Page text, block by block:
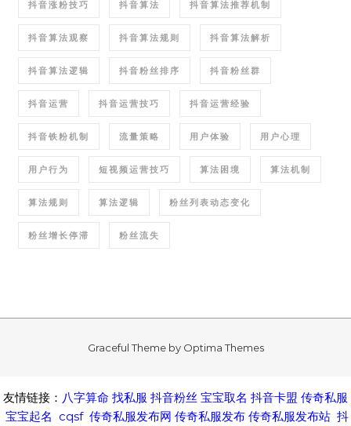
抖音涨粉技巧 抖音算法 抖音算法推荐机制
抖音算法观察 抖音算法规则 抖音算法解析
抖音算法逻辑 抖音粉丝排序 抖音粉丝群
抖音运营 抖音运营技巧 抖音运营经验
抖音铁粉机制 流量策略 用户体验 用户心理
用户行为 短视频运营技巧 算法困境 算法机制
算法规则 算法逻辑 粉丝列表动态变化
粉丝增长停滞 粉丝流失
Graceful Theme by Optima Themes
友情链接： 八字算命 找私服 抖音粉丝 宝宝取名 抖音卡盟 传奇私服
宝宝起名 cqsf 传奇私服发布网 传奇私服发布 传奇私服发布站 抖